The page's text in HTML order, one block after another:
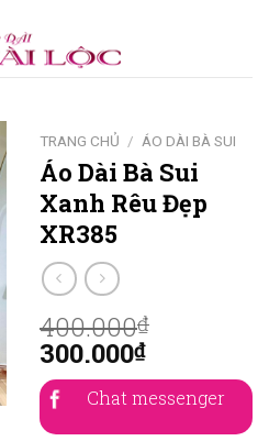
TRANG CHỦ / ÁO DÀI BÀ SUI
Áo Dài Bà Sui
Xanh Rêu Đẹp
XR385
400.000₫
300.000₫
Chat messenger